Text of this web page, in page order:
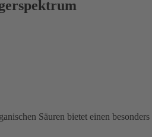
Säuren bietet einen